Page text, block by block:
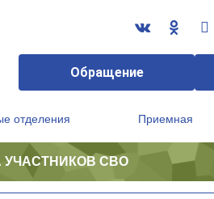
Обращение
отделения Приемная
УЧАСТНИКОВ СВО